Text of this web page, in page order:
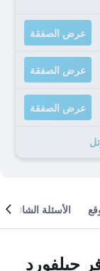
عرض الصفقة
عرض الصفقة
عرض الصفقة
الأسئلة الشائعة
جيلفورد